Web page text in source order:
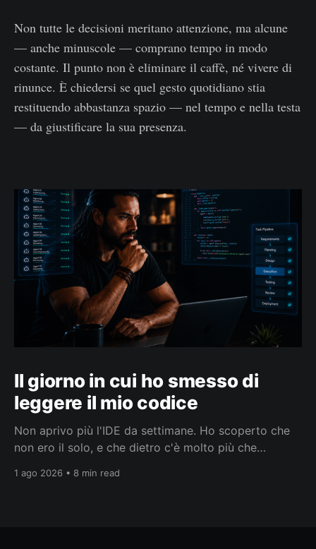
Non tutte le decisioni meritano attenzione, ma alcune
— anche minuscole — comprano tempo in modo
costante. Il punto non è eliminare il caffè, né vivere di
rinunce. È chiedersi se quel gesto quotidiano stia
restituendo abbastanza spazio — nel tempo e nella testa
— da giustificare la sua presenza.
Il giorno in cui ho smesso di
leggere il mio codice
Non aprivo più l'IDE da settimane. Ho scoperto che
non ero il solo, e che dietro c'è molto più che
1 ago 2026 • 8 min read